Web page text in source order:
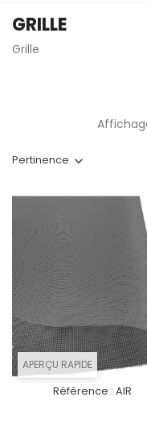
GRILLE
Grille
Pertinence
APERÇU RAPIDE
Référence : AIR